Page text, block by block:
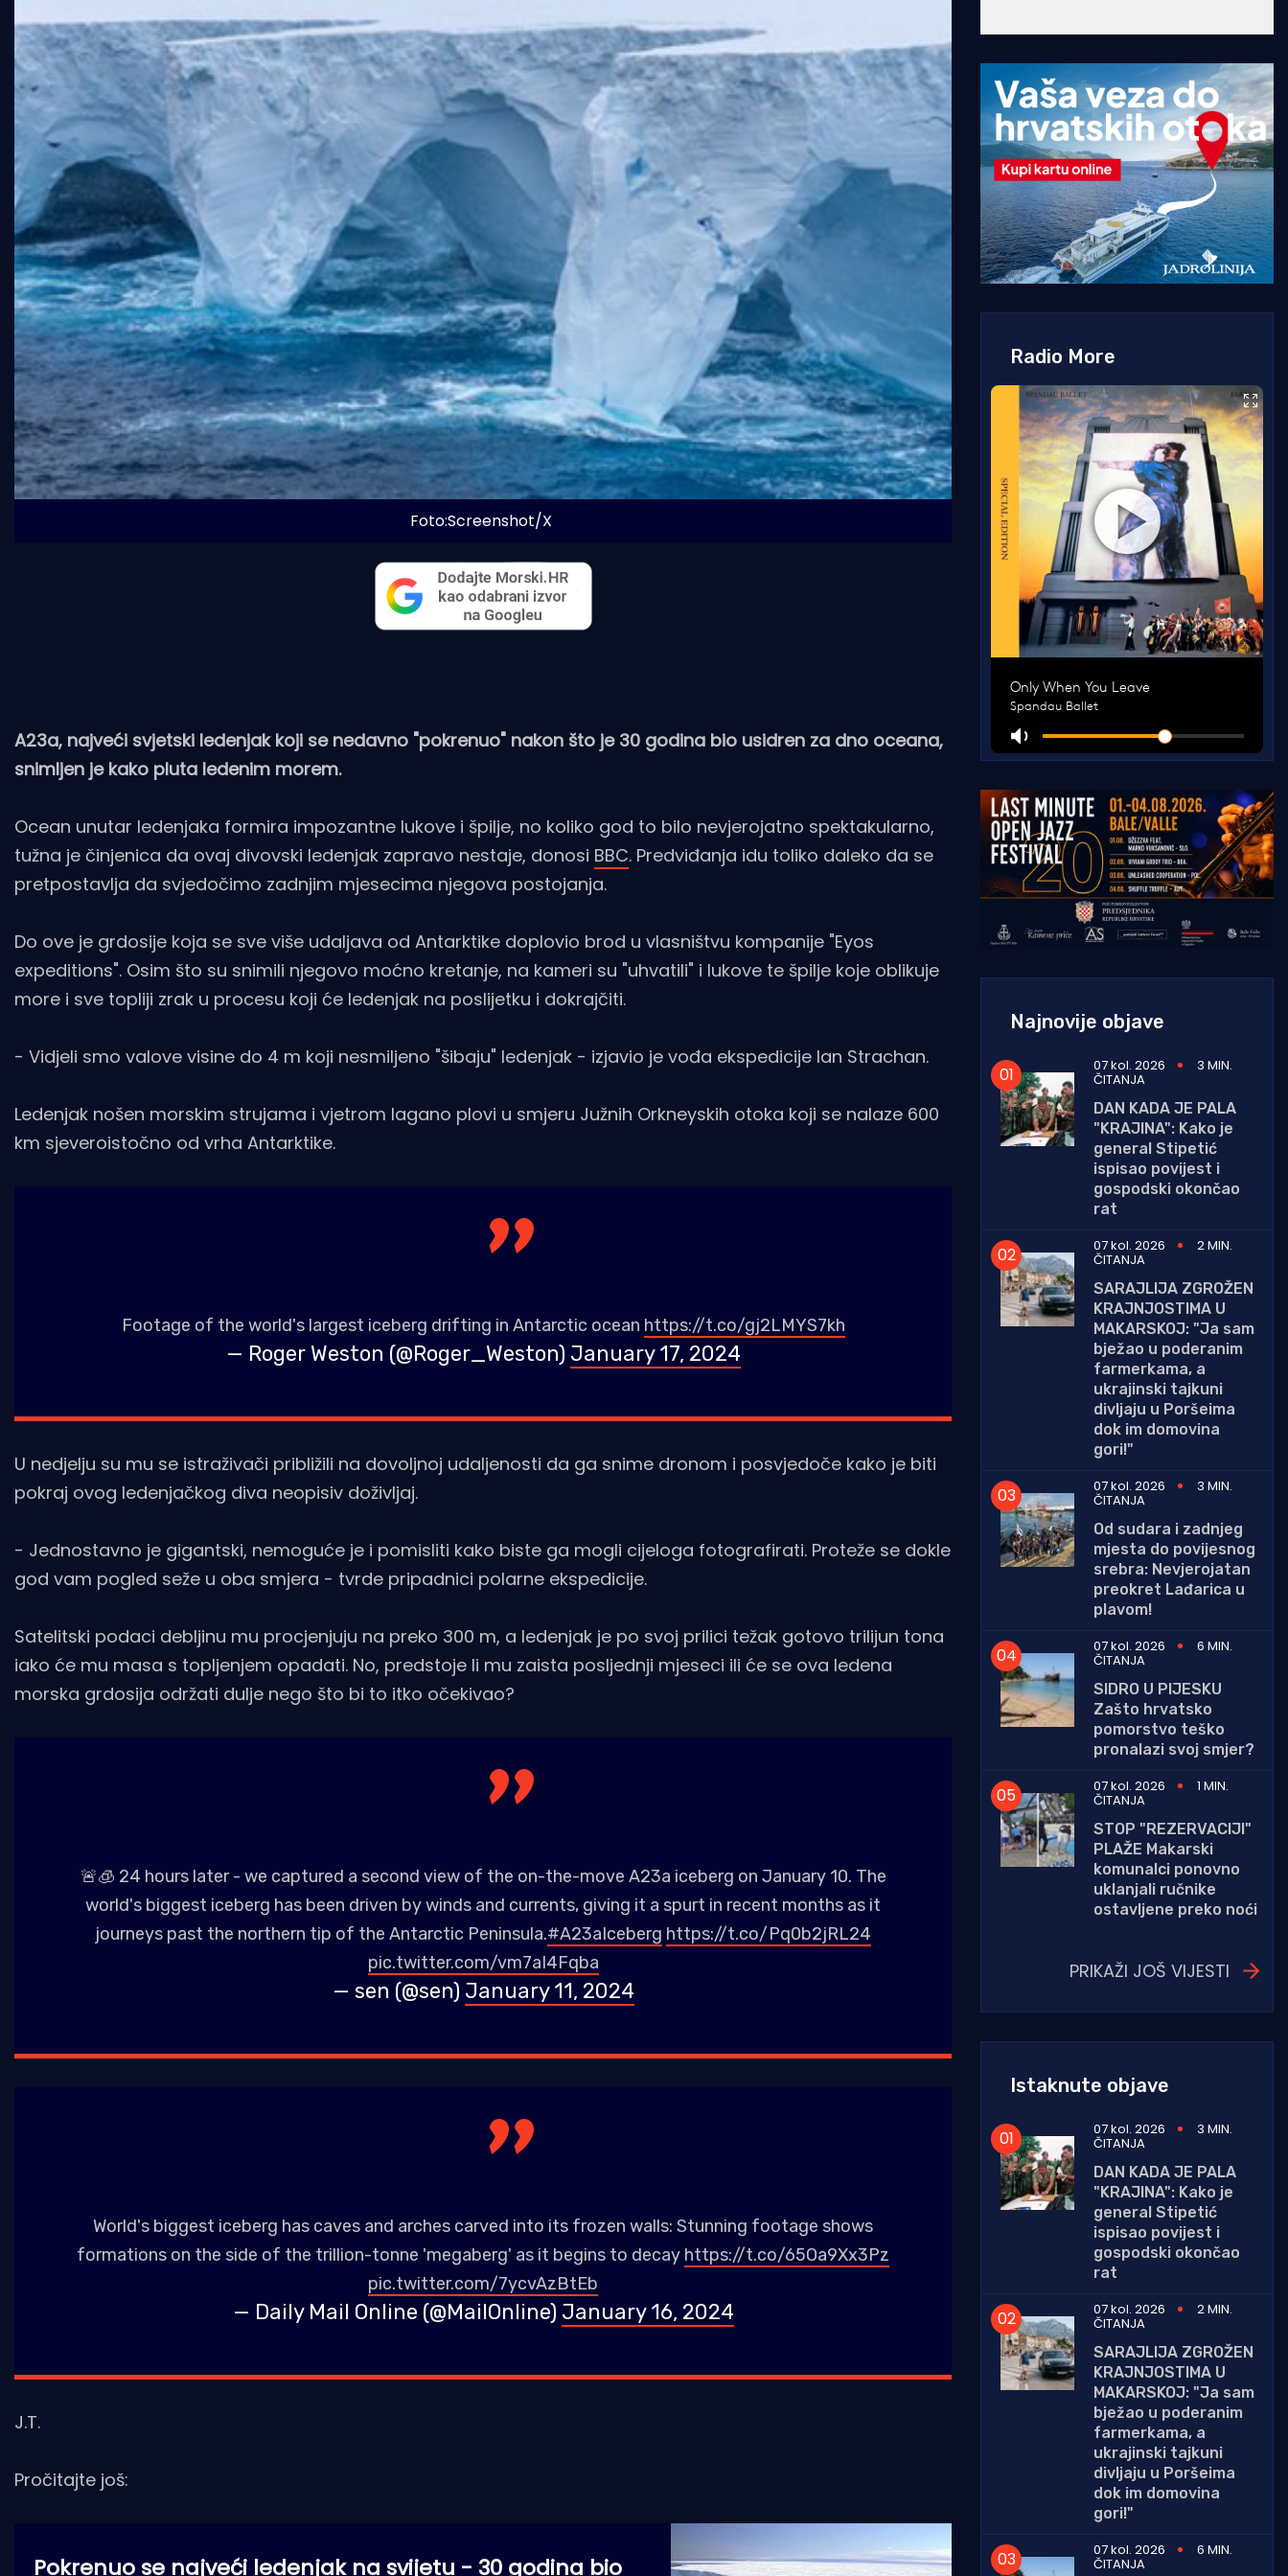
Foto:Screenshot/X
A23a, najveći svjetski ledenjak koji se nedavno "pokrenuo" nakon što je 30 godina bio usidren za dno oceana,
snimljen je kako pluta ledenim morem.
Ocean unutar ledenjaka formira impozantne lukove i špilje, no koliko god to bilo nevjerojatno spektakularno,
tužna je činjenica da ovaj divovski ledenjak zapravo nestaje, donosi BBC. Predviđanja idu toliko daleko da se
pretpostavlja da svjedočimo zadnjim mjesecima njegova postojanja.
Do ove je grdosije koja se sve više udaljava od Antarktike doplovio brod u vlasništvu kompanije "Eyos
expeditions". Osim što su snimili njegovo moćno kretanje, na kameri su "uhvatili" i lukove te špilje koje oblikuje
more i sve topliji zrak u procesu koji će ledenjak na poslijetku i dokrajčiti.
- Vidjeli smo valove visine do 4 m koji nesmiljeno "šibaju" ledenjak - izjavio je vođa ekspedicije Ian Strachan.
Ledenjak nošen morskim strujama i vjetrom lagano plovi u smjeru Južnih Orkneyskih otoka koji se nalaze 600
km sjeveroistočno od vrha Antarktike.
Footage of the world's largest iceberg drifting in Antarctic ocean https://t.co/gj2LMYS7kh
— Roger Weston (@Roger_Weston) January 17, 2024
U nedjelju su mu se istraživači približili na dovoljnoj udaljenosti da ga snime dronom i posvjedoče kako je biti
pokraj ovog ledenjačkog diva neopisiv doživljaj.
- Jednostavno je gigantski, nemoguće je i pomisliti kako biste ga mogli cijeloga fotografirati. Proteže se dokle
god vam pogled seže u oba smjera - tvrde pripadnici polarne ekspedicije.
Satelitski podaci debljinu mu procjenjuju na preko 300 m, a ledenjak je po svoj prilici težak gotovo trilijun tona
iako će mu masa s topljenjem opadati. No, predstoje li mu zaista posljednji mjeseci ili će se ova ledena
morska grdosija održati dulje nego što bi to itko očekivao?
🚨🧊 24 hours later - we captured a second view of the on-the-move A23a iceberg on January 10. The
world's biggest iceberg has been driven by winds and currents, giving it a spurt in recent months as it
journeys past the northern tip of the Antarctic Peninsula.#A23aIceberg https://t.co/Pq0b2jRL24
pic.twitter.com/vm7aI4Fqba
— sen (@sen) January 11, 2024
World's biggest iceberg has caves and arches carved into its frozen walls: Stunning footage shows
formations on the side of the trillion-tonne 'megaberg' as it begins to decay https://t.co/65Oa9Xx3Pz
pic.twitter.com/7ycvAzBtEb
— Daily Mail Online (@MailOnline) January 16, 2024
J.T.
Pročitajte još:
Pokrenuo se najveći ledenjak na svijetu - 30 godina bio
Radio More
Najnovije objave
07 kol. 2026 3 MIN.
ČITANJA
DAN KADA JE PALA
"KRAJINA": Kako je
general Stipetić
ispisao povijest i
gospodski okončao
rat
07 kol. 2026
2 MIN.
ČITANJA
SARAJLIJA ZGROŽEN
KRAJNJOSTIMA U
MAKARSKOJ: "Ja sam
bježao u poderanim
farmerkama, a
ukrajinski tajkuni
divljaju u Poršeima
dok im domovina
gori!"
07 kol. 2026
3 MIN.
ČITANJA
Od sudara i zadnjeg
mjesta do povijesnog
srebra: Nevjerojatan
preokret Lađarica u
plavom!
07 kol. 2026
6 MIN.
ČITANJA
SIDRO U PIJESKU
Zašto hrvatsko
pomorstvo teško
pronalazi svoj smjer?
07 kol. 2026
1 MIN.
ČITANJA
STOP "REZERVACIJI"
PLAŽE Makarski
komunalci ponovno
uklanjali ručnike
ostavljene preko noći
PRIKAŽI JOŠ VIJESTI
Istaknute objave
07 kol. 2026 3 MIN.
ČITANJA
DAN KADA JE PALA
"KRAJINA": Kako je
general Stipetić
ispisao povijest i
gospodski okončao
rat
07 kol. 2026
2 MIN.
ČITANJA
SARAJLIJA ZGROŽEN
KRAJNJOSTIMA U
MAKARSKOJ: "Ja sam
bježao u poderanim
farmerkama, a
ukrajinski tajkuni
divljaju u Poršeima
dok im domovina
gori!"
07 kol. 2026
6 MIN.
ČITANJA